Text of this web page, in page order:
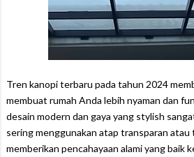
Tren kanopi terbaru pada tahun 2024
membuat rumah Anda lebih nyaman dan
desain modern dan gaya yang stylish
sering menggunakan atap transparan atau
memberikan pencahayaan alami yang baik